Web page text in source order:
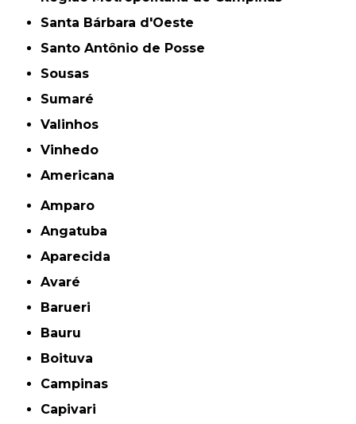
Santa Bárbara d'Oeste
Santo Antônio de Posse
Sousas
Sumaré
Valinhos
Vinhedo
americana
Amparo
Angatuba
Aparecida
Avaré
Barueri
Bauru
Boituva
Campinas
Capivari